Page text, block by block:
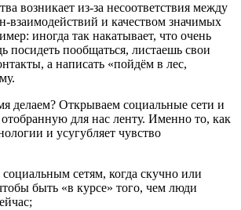
возникает из-за несоответствия между
взаимодействий и качеством значимых
иногда так накатывает, что очень
посидеть пообщаться, листаешь свои
а написать «пойдём в лес,
делаем? Открываем социальные сети и
для нас ленту. Именно то, как
и усугубляет чувство
сетям, когда скучно или
быть «в курсе» того, чем люди